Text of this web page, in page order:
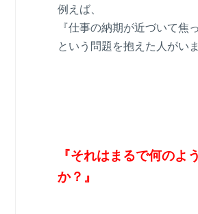
例えば、
『仕事の納期が近づいて焦
という問題を抱えた人がいま
『それはまるで何のよ
か？』